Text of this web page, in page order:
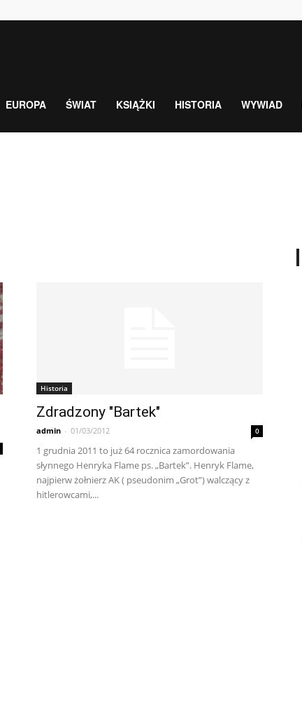
EUROPA ŚWIAT KSIĄŻKI HISTORIA WYWIAD
Historia
Zdradzony "Bartek"
admin - 01/03/2012 0
1 grudnia 2011 to już 64 rocznica zamordowania
słynnego Henryka Flame ps. „Bartek”. Henryk Flame,
najpierw żołnierz AK ( pseudonim „Grot”) walczący z
hitlerowcami,...